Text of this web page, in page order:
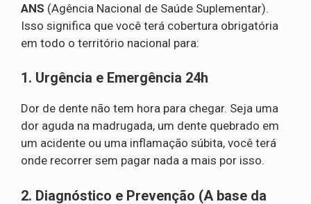
ANS (Agência Nacional de Saúde Suplementar).
Isso significa que você terá cobertura obrigatória
em todo o território nacional para:
1. Urgência e Emergência 24h
Dor de dente não tem hora para chegar. Seja uma
dor aguda na madrugada, um dente quebrado em
um acidente ou uma inflamação súbita, você terá
onde recorrer sem pagar nada a mais por isso.
2. Diagnóstico e Prevenção (A base da